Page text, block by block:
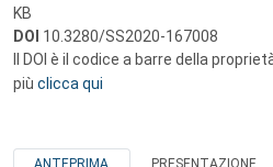
KB
DOI 10.3280/SS2020-167008
Il DOI è il codice a barre della
più clicca qui
ANTEPRIMA PRESENTAZIONE